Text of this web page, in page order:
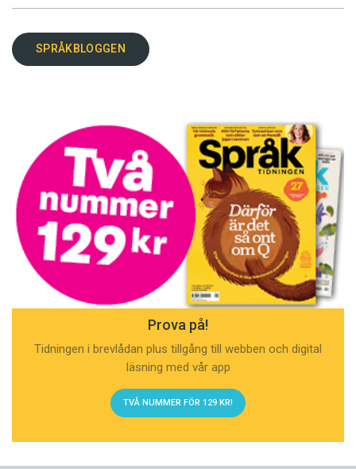
SPRÅKBLOGGEN
Prova på!
Tidningen i brevlådan plus tillgång till webben och digital
läsning med vår app
TVÅ NUMMER FÖR 129 KR!